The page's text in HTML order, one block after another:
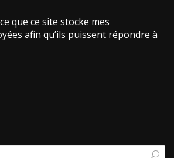
que ce site stocke mes
afin qu’ils puissent répondre à